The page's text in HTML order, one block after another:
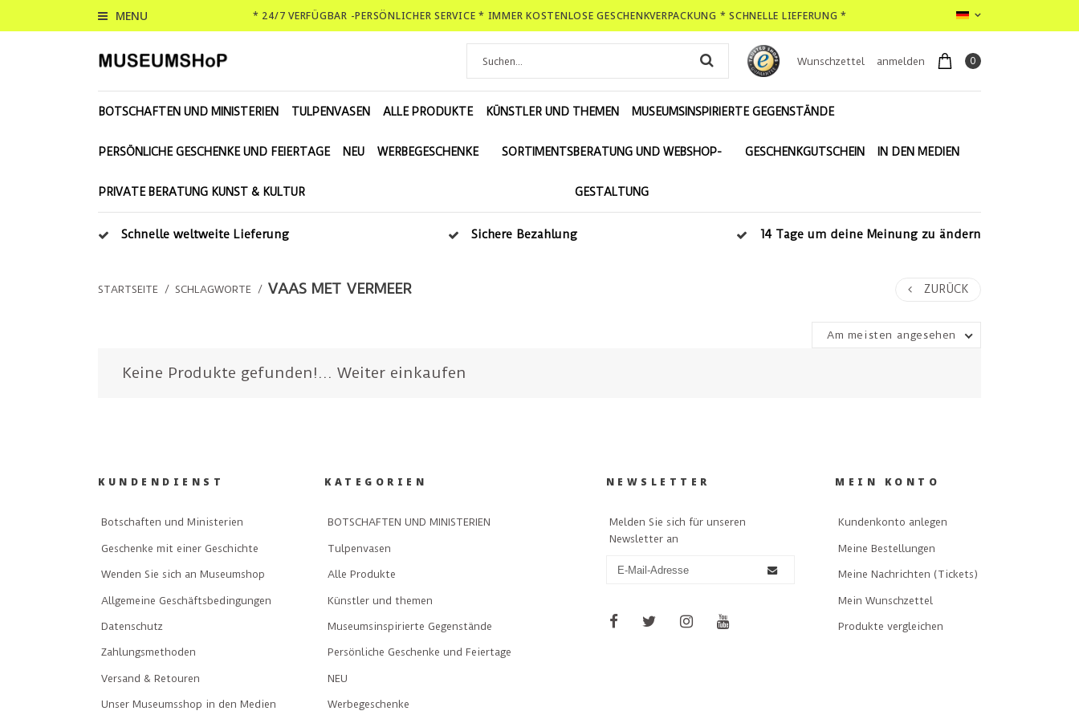
MENU * 24/7 VERFÜGBAR -PERSÖNLICHER SERVICE * IMMER KOSTENLOSE GESCHENKVERPACKUNG * SCHNELLE LIEFERUNG *
Wunschzettel anmelden 0
BOTSCHAFTEN UND MINISTERIEN TULPENVASEN ALLE PRODUKTE KÜNSTLER UND THEMEN MUSEUMSINSPIRIERTE GEGENSTÄNDE
PERSÖNLICHE GESCHENKE UND FEIERTAGE NEU WERBEGESCHENKE SORTIMENTSBERATUNG UND WEBSHOP-
GESTALTUNG
GESCHENKGUTSCHEIN IN DEN MEDIEN
PRIVATE BERATUNG KUNST & KULTUR
Schnelle weltweite Lieferung Sichere Bezahlung 14 Tage um deine Meinung zu ändern
STARTSEITE / SCHLAGWORTE / VAAS MET VERMEER ZURÜCK
Am meisten angesehen
Keine Produkte gefunden!... Weiter einkaufen
KUNDENDIENST
Botschaften und Ministerien
Geschenke mit einer Geschichte
Wenden Sie sich an Museumshop
Allgemeine Geschäftsbedingungen
Datenschutz
Zahlungsmethoden
Versand & Retouren
Unser Museumsshop in den Medien
KATEGORIEN
BOTSCHAFTEN UND MINISTERIEN
Tulpenvasen
Alle Produkte
Künstler und themen
Museumsinspirierte Gegenstände
Persönliche Geschenke und Feiertage
NEU
Werbegeschenke
NEWSLETTER
Melden Sie sich für unseren
Newsletter an
MEIN KONTO
Kundenkonto anlegen
Meine Bestellungen
Meine Nachrichten (Tickets)
Mein Wunschzettel
Produkte vergleichen